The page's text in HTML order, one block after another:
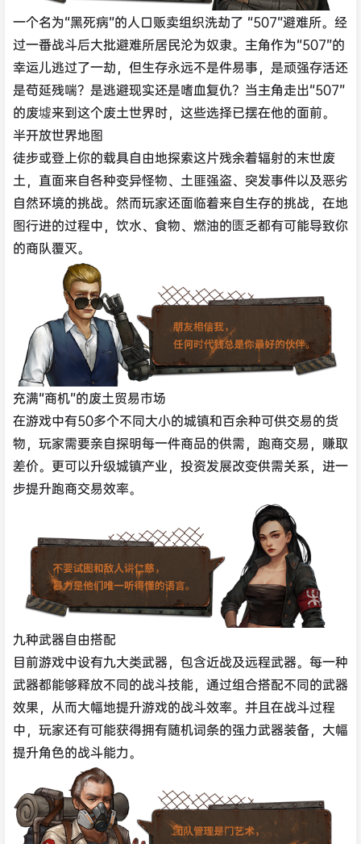
一个名为“黑死病”的人口贩卖组织洗劫了 “507”避难所。经
过一番战斗后大批避难所居民沦为奴隶。主角作为“507”的
幸运儿逃过了一劫，但生存永远不是件易事，是顽强存活还
是苟延残喘？是逃避现实还是嗜血复仇？当主角走出“507”
的废墟来到这个废土世界时，这些选择已摆在他的面前。
半开放世界地图
徒步或登上你的载具自由地探索这片残余着辐射的末世废
土，直面来自各种变异怪物、土匪强盗、突发事件以及恶劣
自然环境的挑战。然而玩家还面临着来自生存的挑战，在地
图行进的过程中，饮水、食物、燃油的匮乏都有可能导致你
的商队覆灭。
充满“商机”的废土贸易市场
在游戏中有50多个不同大小的城镇和百余种可供交易的货
物，玩家需要亲自探明每一件商品的供需，跑商交易，赚取
差价。更可以升级城镇产业，投资发展改变供需关系，进一
步提升跑商交易效率。
九种武器自由搭配
目前游戏中设有九大类武器，包含近战及远程武器。每一种
武器都能够释放不同的战斗技能，通过组合搭配不同的武器
效果，从而大幅地提升游戏的战斗效率。并且在战斗过程
中，玩家还有可能获得拥有随机词条的强力武器装备，大幅
提升角色的战斗能力。